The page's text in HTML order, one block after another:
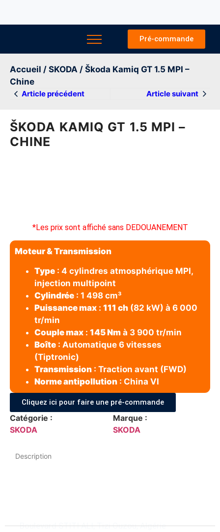
Pré-commande
Accueil / SKODA / Škoda Kamiq GT 1.5 MPI –
Chine
Article précédent Article suivant
ŠKODA KAMIQ GT 1.5 MPI –
CHINE
*Les prix sont affiché sans DEDOUANEMENT
Moteur & Transmission
Type : 4 cylindres atmosphérique MPI,
injection multipoint
Cylindrée : 1 498 cm³
Puissance max : 111 ch (82 kW) à 6 000
tr/min
Couple max : 145 Nm à 3 900 tr/min
Boîte : Automatique 6 vitesses
(Tiptronic)
Transmission : Traction avant (FWD)
Norme antipollution : China VI
Cliquez ici pour faire une pré-commande
Catégorie :
SKODA
Marque :
SKODA
Description
Boulevard STITI ALI, Tizi Ouzou, Algérie